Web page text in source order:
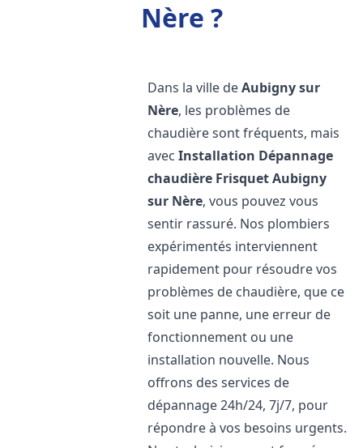
Nère ?
Dans la ville deAubigny sur
Nère, les problèmes de
chaudière sont fréquents, mais
avecInstallation Dépannage
chaudière FrisquetAubigny
sur Nère, vous pouvez vous
sentir rassuré. Nos plombiers
expérimentés interviennent
rapidement pour résoudre vos
problèmes de chaudière, que ce
soit une panne, une erreur de
fonctionnement ou une
installation nouvelle. Nous
offrons des services de
dépannage 24h/24, 7j/7, pour
répondre à vos besoins urgents.